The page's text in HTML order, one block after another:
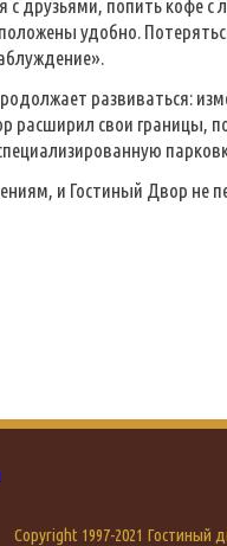
с друзьями, попить кофе
удобно.
развиваться:
расширил свои
и Гостиный Двор не
Copyright 1997-2021 Гостиный